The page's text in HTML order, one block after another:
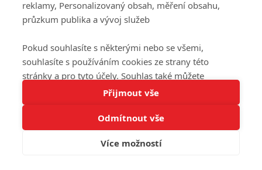
Tato stránka používá soubory cookies.
Rozumím
reklamy, Personalizovaný obsah, měření obsahu,
průzkum publika a vývoj služeb
Pokud souhlasíte s některými nebo se všemi,
souhlasíte s používáním cookies ze strany této
stránky a pro tyto účely. Souhlas také můžete
odmítnout, ale v takovém případě vám na stránce
nebudou k dispozici některé personalizované funkce.
Vaše volby souhlasu se budou vztahovat pouze na
tuto webovou stránku. Vaše nastavení a odvolání
souhlasu můžete kdykoli změnit na stránce s
Přijmout vše
Odmítnout vše
Více možností